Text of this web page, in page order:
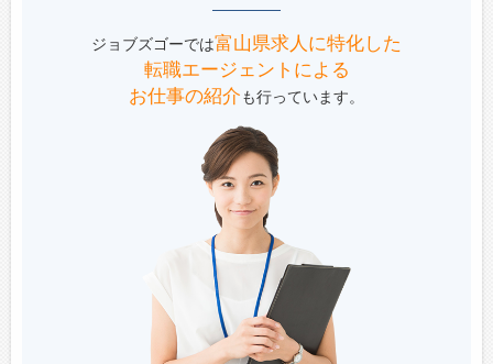
ジョブズゴーでは富山県求人に特化した
転職エージェントによる
お仕事の紹介も行っています。